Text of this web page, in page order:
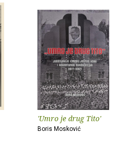
'Umro je drug Tito'
Boris Mosković